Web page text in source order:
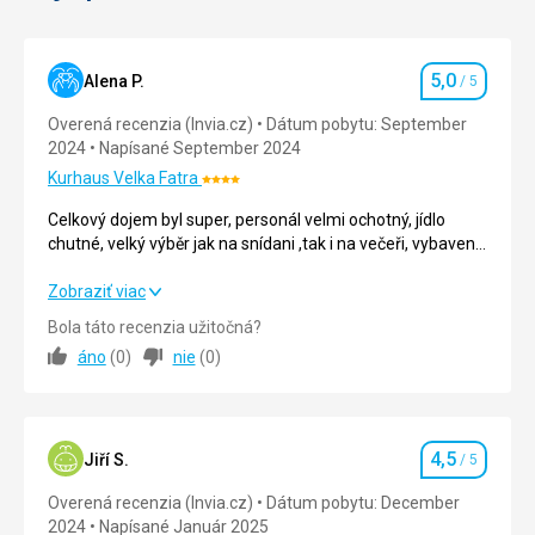
pribudli
ďalšie
dve
poschodia.
veľká
premena
hradu
storočí,
keď
stal
barokový
zámok.
Vzácna
Alena P. Hodnotenie
5,0 / 5
Overená recenzia (Invia.cz)
Dátum pobytu: September
2024
Napísané September 2024
Kurhaus Velka FatraHodnotenie:
Celkový dojem byl super, personál velmi ochotný, jídlo
chutné, velký výběr jak na snídani ,tak i na večeři, vybavení
Celkový dojem byl super, personál velmi ochotný, jídlo
chutné, velký výběr jak na snídani ,tak i na večeři, vybavení
pokoje dostačující.
Okolie 5,0/ 5
Služby
Zobraziť viac
Bola táto recenzia užitočná?
áno (0) nie (0)
Jiří S. Hodnotenie
4,5 / 5
Overená recenzia (Invia.cz)
Dátum pobytu: December
2024
Napísané Január 2025